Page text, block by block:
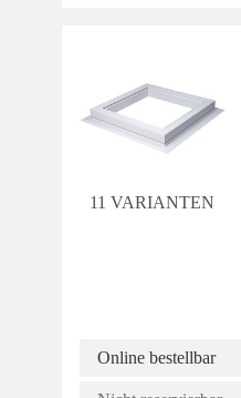
11 VARIANTEN
Online bestellbar